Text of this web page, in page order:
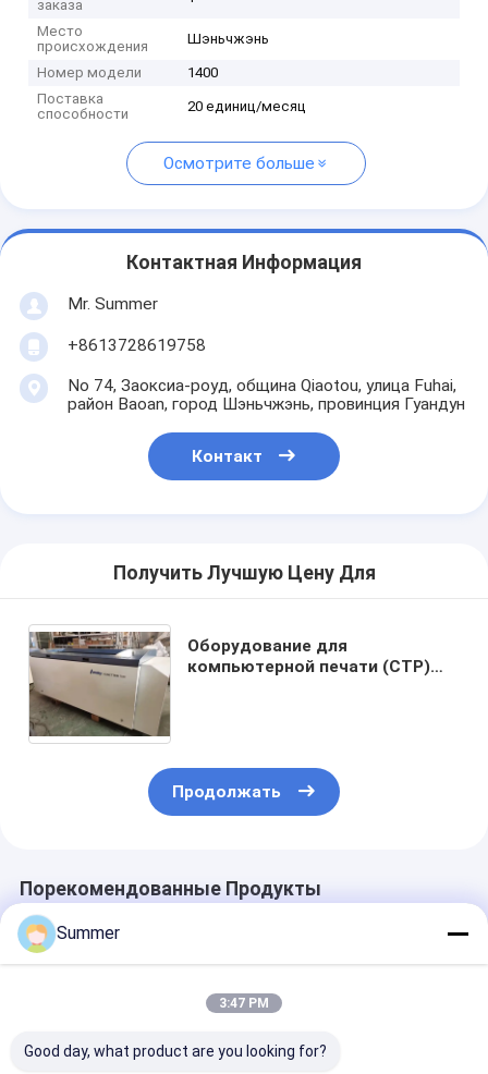
заказа
Место
происхождения
Шэньчжэнь
Номер модели
1400
Поставка
способности
20 единиц/месяц
Осмотрите больше
Контактная Информация
Mr. Summer
+8613728619758
No 74, Заоксиа-роуд, община Qiaotou, улица Fuhai,
район Baoan, город Шэньчжэнь, провинция Гуандун
Контакт
Получить Лучшую Цену Для
Оборудование для
компьютерной печати (CTP)
Продолжать
Порекомендованные Продукты
Summer
3:47 PM
Good day, what product are you looking for?